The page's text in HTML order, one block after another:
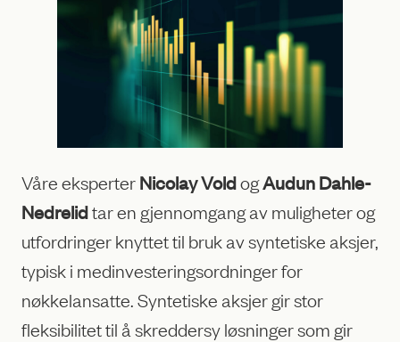
Våre eksperterNicolay VoldogAudun Dahle-
Nedrelidtar en gjennomgang av muligheter og
utfordringer knyttet til bruk av syntetiske aksjer,
typisk i medinvesteringsordninger for
nøkkelansatte. Syntetiske aksjer gir stor
fleksibilitet til å skreddersy løsninger som gir